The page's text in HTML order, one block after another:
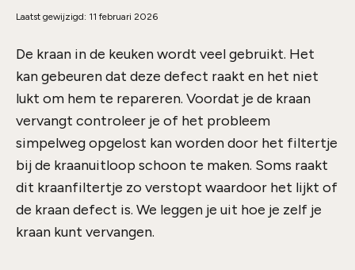
Laatst gewijzigd: 11 februari 2026
De kraan in de keuken wordt veel gebruikt. Het
kan gebeuren dat deze defect raakt en het niet
lukt om hem te repareren. Voordat je de kraan
vervangt controleer je of het probleem
simpelweg opgelost kan worden door het filtertje
bij de kraanuitloop schoon te maken. Soms raakt
dit kraanfiltertje zo verstopt waardoor het lijkt of
de kraan defect is. We leggen je uit hoe je zelf je
kraan kunt vervangen.